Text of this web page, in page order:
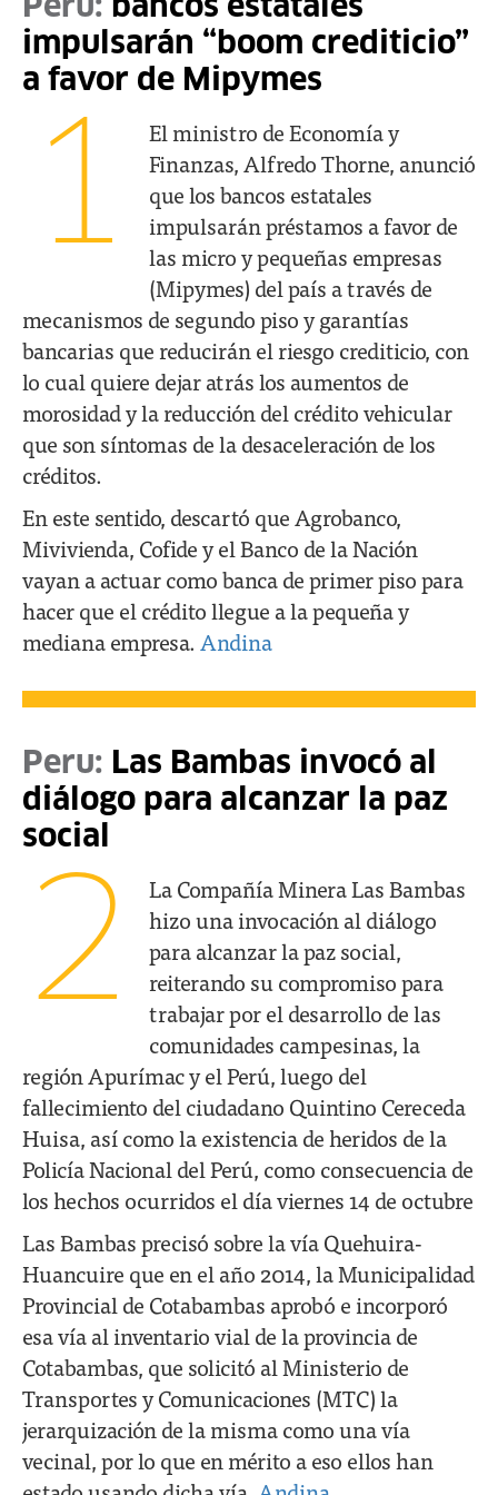
Perú: bancos estatales
impulsarán “boom crediticio”
a favor de Mipymes
1
El ministro de Economía y
Finanzas, Alfredo Thorne, anunció
que los bancos estatales
impulsarán préstamos a favor de
las micro y pequeñas empresas
(Mipymes) del país a través de
mecanismos de segundo piso y garantías
bancarias que reducirán el riesgo crediticio, con
lo cual quiere dejar atrás los aumentos de
morosidad y la reducción del crédito vehicular
que son síntomas de la desaceleración de los
créditos.
En este sentido, descartó que Agrobanco,
Mivivienda, Cofide y el Banco de la Nación
vayan a actuar como banca de primer piso para
hacer que el crédito llegue a la pequeña y
mediana empresa. Andina
Peru: Las Bambas invocó al
diálogo para alcanzar la paz
social
2
La Compañía Minera Las Bambas
hizo una invocación al diálogo
para alcanzar la paz social,
reiterando su compromiso para
trabajar por el desarrollo de las
comunidades campesinas, la
región Apurímac y el Perú, luego del
fallecimiento del ciudadano Quintino Cereceda
Huisa, así como la existencia de heridos de la
Policía Nacional del Perú, como consecuencia de
los hechos ocurridos el día viernes 14 de octubre
Las Bambas precisó sobre la vía Quehuira-
Huancuire que en el año 2014, la Municipalidad
Provincial de Cotabambas aprobó e incorporó
esa vía al inventario vial de la provincia de
Cotabambas, que solicitó al Ministerio de
Transportes y Comunicaciones (MTC) la
jerarquización de la misma como una vía
vecinal, por lo que en mérito a eso ellos han